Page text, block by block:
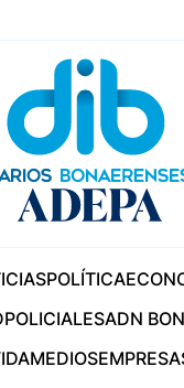
POLÍTICA
POLICIALESADN
MEDIOS